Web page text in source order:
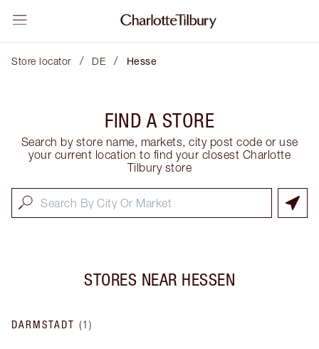
Store locator / DE / Hesse
FIND A STORE
Search by store name, markets, city post code or use
your current location to find your closest Charlotte
Tilbury store
STORES NEAR HESSEN
DARMSTADT (1 )